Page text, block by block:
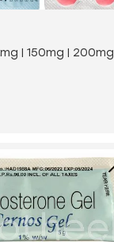
| 150mg | 200mg